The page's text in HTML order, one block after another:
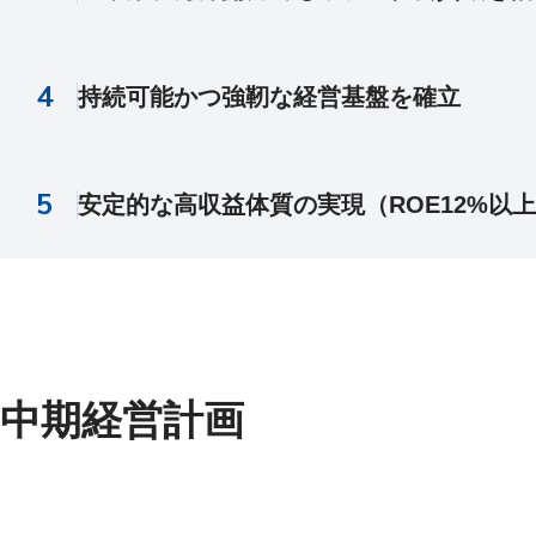
持続可能かつ強靭な経営基盤を確立
安定的な高収益体質の実現（ROE12%以
中期経営計画